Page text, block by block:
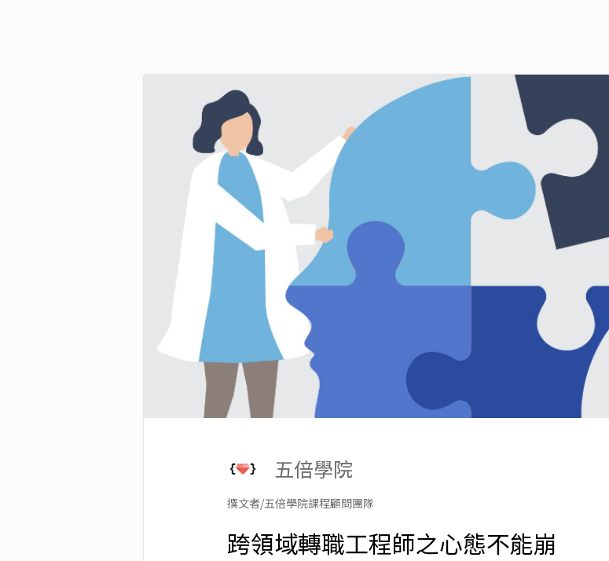
五倍學院
撰文者/五倍學院課程顧問團隊
跨領域轉職工程師之心態不能崩